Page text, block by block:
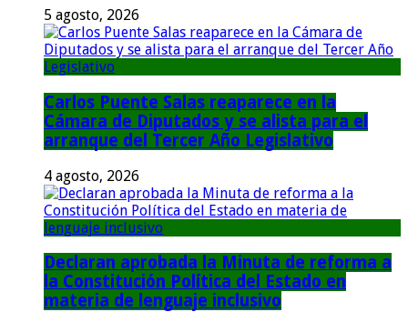
5 agosto, 2026
Carlos Puente Salas reaparece en la
Cámara de Diputados y se alista para el
arranque del Tercer Año Legislativo
4 agosto, 2026
Declaran aprobada la Minuta de reforma a
la Constitución Política del Estado en
materia de lenguaje inclusivo